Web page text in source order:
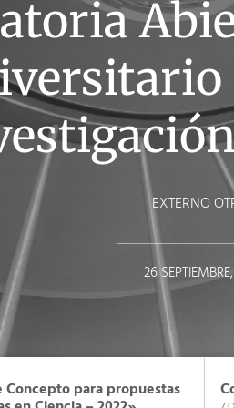
EXTERNO
26
Concepto para propuestas